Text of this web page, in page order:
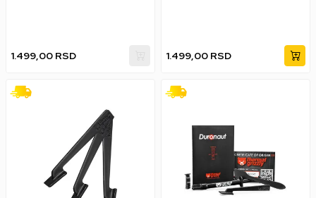
1.499,00 RSD 1.499,00 RSD